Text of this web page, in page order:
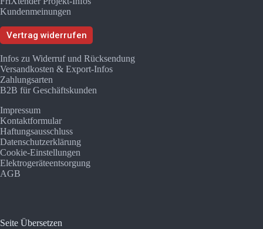
Kundenmeinungen
Vertrag widerrufen
Infos zu Widerruf und Rücksendung
Versandkosten & Export-Infos
Zahlungsarten
B2B für Geschäftskunden
Impressum
Kontaktformular
Haftungsausschluss
Datenschutzerklärung
Cookie-Einstellungen
Elektrogeräteentsorgung
AGB
Seite Übersetzen